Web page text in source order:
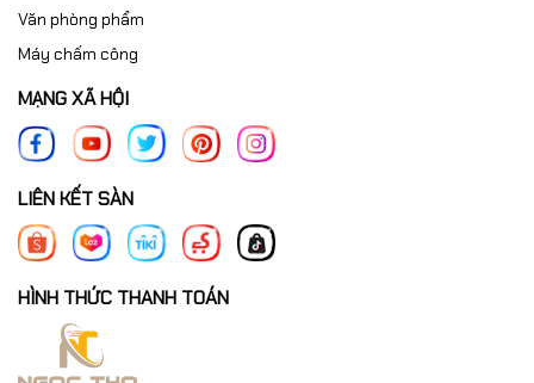
Văn phòng phẩm
Máy chấm công
MẠNG XÃ HỘI
LIÊN KẾT SÀN
HÌNH THỨC THANH TOÁN